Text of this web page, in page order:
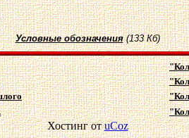
Условные обозначения (133 Кб)
Хостинг отuCoz